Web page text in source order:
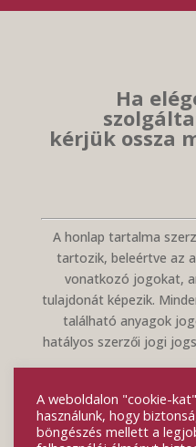
Ha
kérjük ossza
A honlap tartalma
tartozik, beleértve az
vonatkozó jogokat,
tulajdonát képezik.
található anyagok
hatályos szerzői jogi
Jogi
A weboldalon "cookie-
használunk, hogy
böngészés mellett a